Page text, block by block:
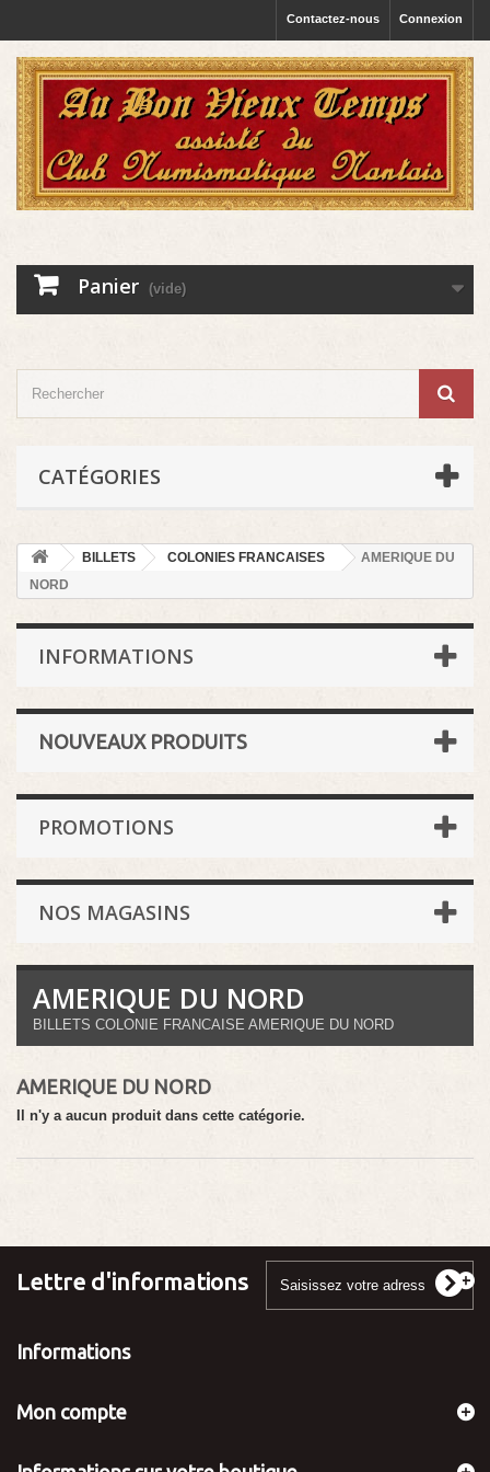
Connexion
Contactez-nous
Panier (vide)
CATÉGORIES
BILLETS COLONIES FRANCAISES
AMERIQUE DU
NORD
INFORMATIONS
NOUVEAUX PRODUITS
PROMOTIONS
NOS MAGASINS
AMERIQUE DU NORD
BILLETS COLONIE FRANCAISE AMERIQUE DU NORD
AMERIQUE DU NORD
Il n'y a aucun produit dans cette catégorie.
Lettre d'informations
Informations
Mon compte